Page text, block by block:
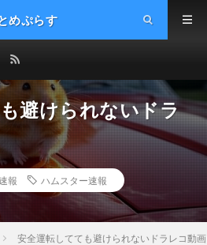
めぷらす
避けられないドラ
報 ハムスター速報
安全運転してても避けられないドラレコ動画